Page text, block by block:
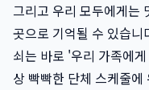
그리고 우리 모두에게는
곳으로 기억될 수 있습니
쇠는 바로 '우리 가족에
상 빡빡한 단체 스케줄